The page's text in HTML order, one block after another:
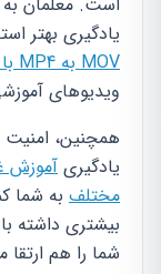
یادگیری بهتر
MOV به MP4 با بهترین ابزارهای رایگان
ویدیوهای
همچنین،
یادگیری آموزش
مختلف به شما
بیشتری داشته
شما را هم